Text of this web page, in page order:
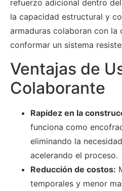
refuerzo adicional dentro
la capacidad estructural y
armaduras colaboran con la
conformar un sistema
Ventajas de
Colaborante
Rapidez en la
funciona como
eliminando la
acelerando el proceso.
Reducción de costos:
temporales y menor